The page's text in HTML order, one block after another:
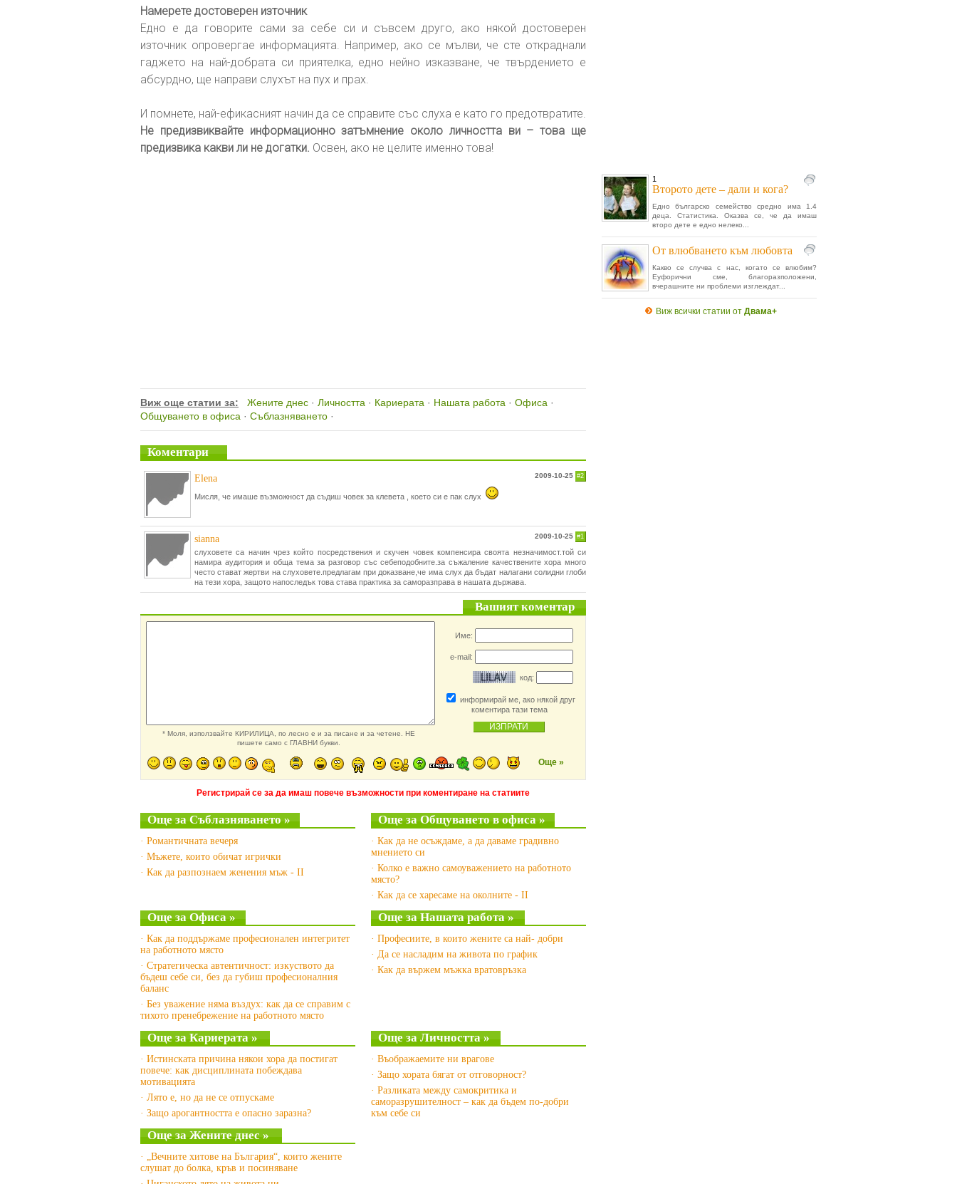
Намерете достоверен източник
Едно е да говорите сами за себе си и съвсем друго, ако някой достоверен
източник опровергае информацията. Например, ако се мълви, че сте откраднали
гаджето на най-добрата си приятелка, едно нейно изказване, че твърдението е
абсурдно, ще направи слухът на пух и прах.
И помнете, най-ефикасният начин да се справите със слуха е като го предотвратите.
Не предизвиквайте информационно затъмнение около личността ви – това ще
предизвика какви ли не догатки. Освен, ако не целите именно това!
Виж още статии за: Жените днес · Личността · Кариерата · Нашата работа · Офиса ·
Общуването в офиса · Съблазняването ·
Коментари
2009-10-25 #2
Elena
Мисля, че имаше възможност да съдиш човек за клевета , което си е пак слух
2009-10-25 #1
sianna
слуховете са начин чрез който посредствения и скучен човек компенсира своята незначимост.той си
намира аудитория и обща тема за разговор със себеподобните.за съжаление качествените хора много
често стават жертви на слуховете.предлагам при доказване,че има слух да бъдат налагани солидни глоби
на тези хора, защото напоследък това става практика за саморазправа в нашата държава.
Вашият коментар
* Моля, използвайте КИРИЛИЦА, по лесно е и за писане и за четене. НЕ
пишете само с ГЛАВНИ букви.
Име:
e-mail:
код:
информирай ме, ако някой друг
коментира тази тема
Още »
Регистрирай се за да имаш повече възможности при коментиране на статиите
Още за Съблазняването »
· Романтичната вечеря
· Мъжете, които обичат игрички
· Как да разпознаем женения мъж - II
Още за Общуването в офиса »
· Как да не осъждаме, а да даваме градивно
мнението си
· Колко е важно самоуважението на работното
място?
· Как да се харесаме на околните - II
Още за Офиса »
· Как да поддържаме професионален интегритет
на работното място
· Стратегическа автентичност: изкуството да
бъдеш себе си, без да губиш професионалния
баланс
· Без уважение няма въздух: как да се справим с
тихото пренебрежение на работното място
Още за Нашата работа »
· Професиите, в които жените са най- добри
· Да се насладим на живота по график
· Как да вържем мъжка вратовръзка
Още за Кариерата »
· Истинската причина някои хора да постигат
повече: как дисциплината побеждава
мотивацията
· Лято е, но да не се отпускаме
· Защо арогантността е опасно заразна?
Още за Личността »
· Въображаемите ни врагове
· Защо хората бягат от отговорност?
· Разликата между самокритика и
саморазрушителност – как да бъдем по-добри
към себе си
Още за Жените днес »
· „Вечните хитове на България“, които жените
слушат до болка, кръв и посиняване
1
Второто дете – дали и кога?
Едно българско семейство средно има 1.4
деца. Статистика. Оказва се, че да имаш
второ дете е едно нелеко...
От влюбването към любовта
Какво се случва с нас, когато се влюбим?
Еуфорични сме, благоразположени,
вчерашните ни проблеми изглеждат...
Виж всички статии от Двама+